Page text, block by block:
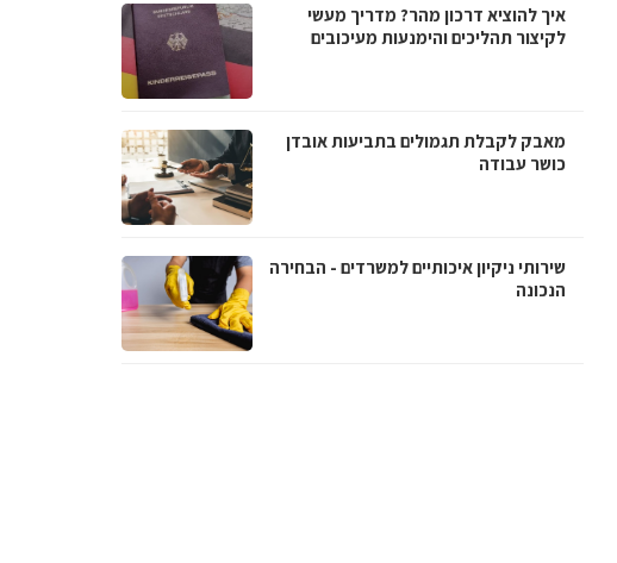
איך להוציא דרכון מהר? מדריך מעשי
לקיצור תהליכים והימנעות מעיכובים
מאבק לקבלת תגמולים בתביעות אובדן
כושר עבודה
שירותי ניקיון איכותיים למשרדים - הבחירה
הנכונה